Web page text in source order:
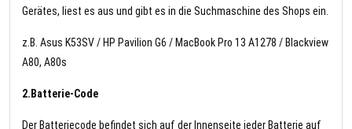
Gerätes, liest es aus und gibt es in die Suchmaschine des Shops ein.
z.B. Asus K53SV / HP Pavilion G6 / MacBook Pro 13 A1278 / Blackview
A80, A80s
2.Batterie-Code
Der Batteriecode befindet sich auf der Innenseite jeder Batterie auf